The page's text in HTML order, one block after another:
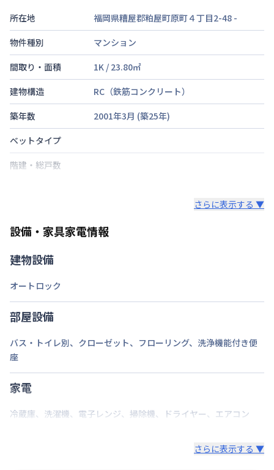
所在地 福岡県糟屋郡粕屋町原町４丁目2-48 -
物件種別
マンション
間取り・面積
1K / 23.80㎡
建物構造
RC（鉄筋コンクリート）
築年数
2001年3月 (築25年)
ベットタイプ
階建・総戸数
禁煙・喫煙
禁煙
定員
次回更新日
情報更新日
さらに表示する ▼
設備・家具家電情報
建物設備
オートロック
部屋設備
バス・トイレ別、 クローゼット、 フローリング、 洗浄機能付き便
座
家電
冷蔵庫、 洗濯機、 電子レンジ、 掃除機、 ドライヤー、 エアコン
さらに表示する ▼